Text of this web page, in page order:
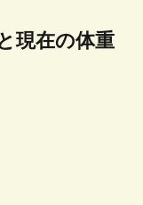
現在の体重